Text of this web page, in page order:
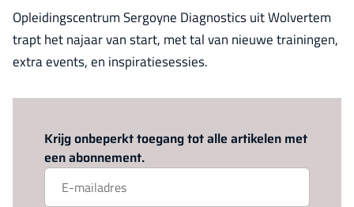
Opleidingscentrum Sergoyne Diagnostics uit Wolvertem
trapt het najaar van start, met tal van nieuwe trainingen,
extra events, en inspiratiesessies.
Krijg onbeperkt toegang tot alle artikelen met
een abonnement.